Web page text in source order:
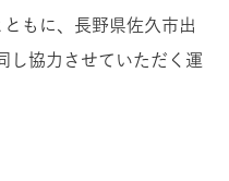
もに、長野県佐久市出
し協力させていただく運